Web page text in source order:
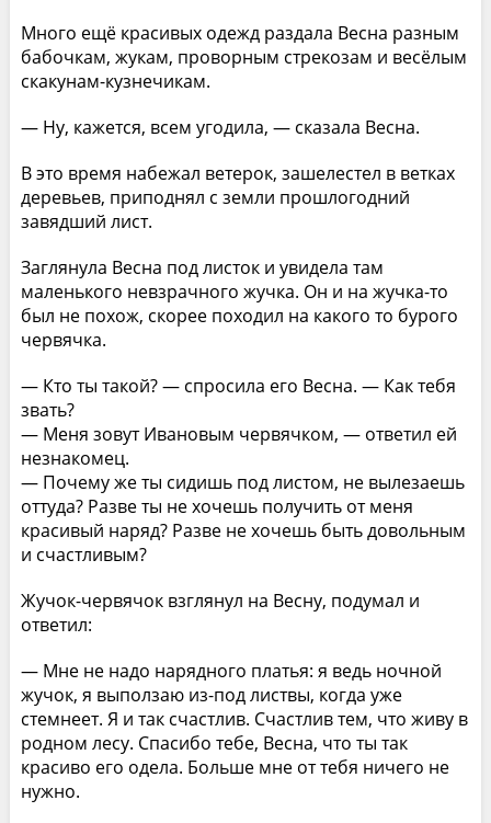
Много ещё красивых одежд раздала Весна разным
бабочкам, жукам, проворным стрекозам и весёлым
скакунам-кузнечикам.
— Ну, кажется, всем угодила, — сказала Весна.
В это время набежал ветерок, зашелестел в ветках
деревьев, приподнял с земли прошлогодний
завядший лист.
Заглянула Весна под листок и увидела там
маленького невзрачного жучка. Он и на жучка-то
был не похож, скорее походил на какого то бурого
червячка.
— Кто ты такой? — спросила его Весна. — Как тебя
звать?
— Меня зовут Ивановым червячком, — ответил ей
незнакомец.
— Почему же ты сидишь под листом, не вылезаешь
оттуда? Разве ты не хочешь получить от меня
красивый наряд? Разве не хочешь быть довольным
и счастливым?
Жучок-червячок взглянул на Весну, подумал и
ответил:
— Мне не надо нарядного платья: я ведь ночной
жучок, я выползаю из-под листвы, когда уже
стемнеет. Я и так счастлив. Счастлив тем, что живу в
родном лесу. Спасибо тебе, Весна, что ты так
красиво его одела. Больше мне от тебя ничего не
нужно.